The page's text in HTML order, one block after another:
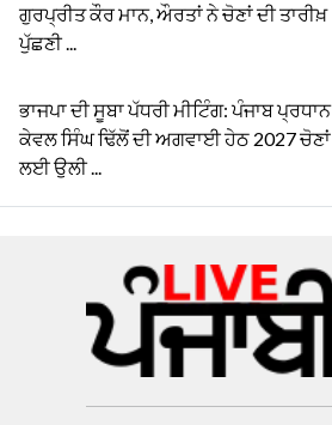
ਗੁਰਪ੍ਰੀਤ ਕੌਰ ਮਾਨ, ਔਰਤਾਂ ਨੇ ਚੋਣਾਂ ਦੀ ਤਾਰੀਖ਼
ਪੁੱਛਣੀ ...
ਭਾਜਪਾ ਦੀ ਸੂਬਾ ਪੱਧਰੀ ਮੀਟਿੰਗ: ਪੰਜਾਬ ਪ੍ਰਧਾਨ
ਕੇਵਲ ਸਿੰਘ ਢਿੱਲੋਂ ਦੀ ਅਗਵਾਈ ਹੇਠ 2027 ਚੋਣਾਂ
ਲਈ ਉਲੀ ...